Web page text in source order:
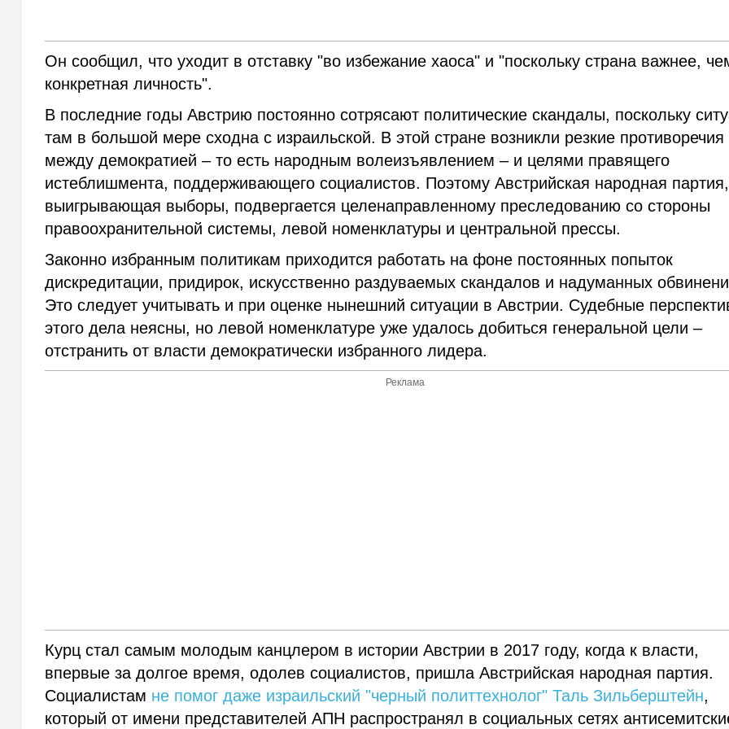
Он сообщил, что уходит в отставку "во избежание хаоса" и "поскольку страна важнее,
конкретная личность".
В последние годы Австрию постоянно сотрясают политические скандалы, поскольку
там в большой мере сходна с израильской. В этой стране возникли резкие противоречия
между демократией – то есть народным волеизъявлением – и целями правящего
истеблишмента, поддерживающего социалистов. Поэтому Австрийская народная партия,
выигрывающая выборы, подвергается целенаправленному преследованию со стороны
правоохранительной системы, левой номенклатуры и центральной прессы.
Законно избранным политикам приходится работать на фоне постоянных попыток
дискредитации, придирок, искусственно раздуваемых скандалов и надуманных
Это следует учитывать и при оценке нынешний ситуации в Австрии. Судебные
этого дела неясны, но левой номенклатуре уже удалось добиться генеральной цели –
отстранить от власти демократически избранного лидера.
Реклама
Курц стал самым молодым канцлером в истории Австрии в 2017 году, когда к власти,
впервые за долгое время, одолев социалистов, пришла Австрийская народная партия.
Социалистам не помог даже израильский "черный политтехнолог" Таль Зильберштейн,
который от имени представителей АПН распространял в социальных сетях